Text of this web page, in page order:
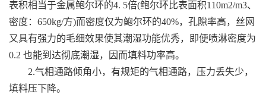
展
证
表积相当于金属鲍尔环的4. 5倍(鲍尔环比表面积110m2/m3、
密度：650kg/方)而密度仅为鲍尔环的40%，孔隙率高，丝网
又具有强力的毛细效果使其潮湿功能优秀，即便喷淋密度为
0.2 也能到达彻底潮湿，因而填料功率高。
2.气相通路倾角小，有规矩的气相通路，压力丢失少，
填料压下降。